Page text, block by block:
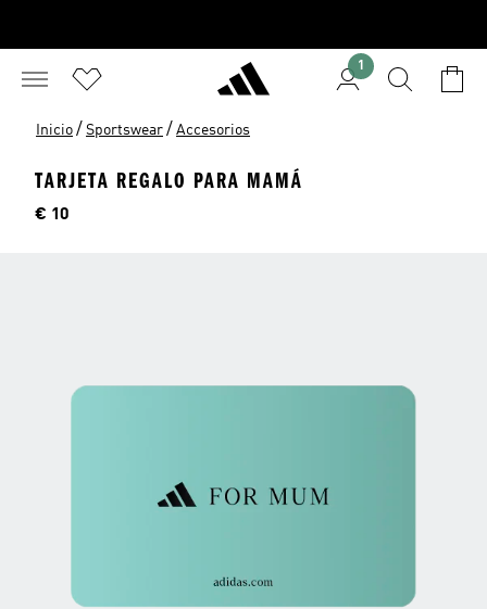
1
Inicio / Sportswear / Accesorios
TARJETA REGALO PARA MAMÁ
Precio
€ 10